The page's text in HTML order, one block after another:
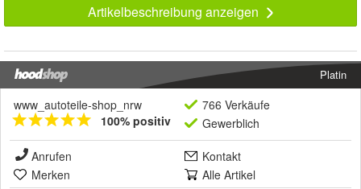
Artikelbeschreibung anzeigen
Platin
www_autoteile-shop_nrw
100% positiv
766 Verkäufe
Gewerblich
Anrufen
Kontakt
Merken
Alle Artikel